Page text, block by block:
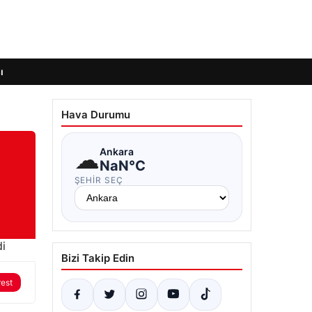
Hava Durumu
☁Ankara
NaN°C
ŞEHIR SEÇ
Bizi Takip Edin